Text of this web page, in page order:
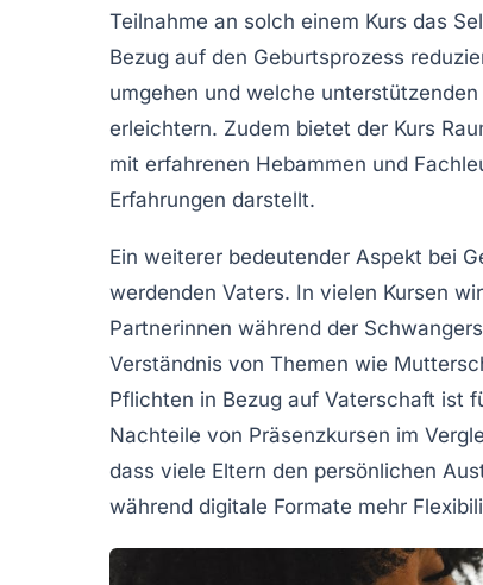
Teilnahme an solch einem Kurs das
Bezug auf den Geburtsprozess
umgehen und welche
erleichtern. Zudem bietet der Kurs
mit erfahrenen Hebammen und
Erfahrungen darstellt.
Ein weiterer bedeutender Aspekt bei
werdenden Vaters. In vielen Kursen
Partnerinnen während der
Verständnis von Themen wie
Pflichten in Bezug auf Vaterschaft ist
Nachteile von Präsenzkursen im
dass viele Eltern den persönlichen
während digitale Formate mehr